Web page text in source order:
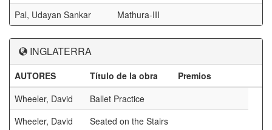
Pal, Udayan Sankar
Mathura-III
INGLATERRA
AUTORES Título de la obra
Premios
Wheeler, David
Ballet Practice
Wheeler, David
Seated on the Stairs